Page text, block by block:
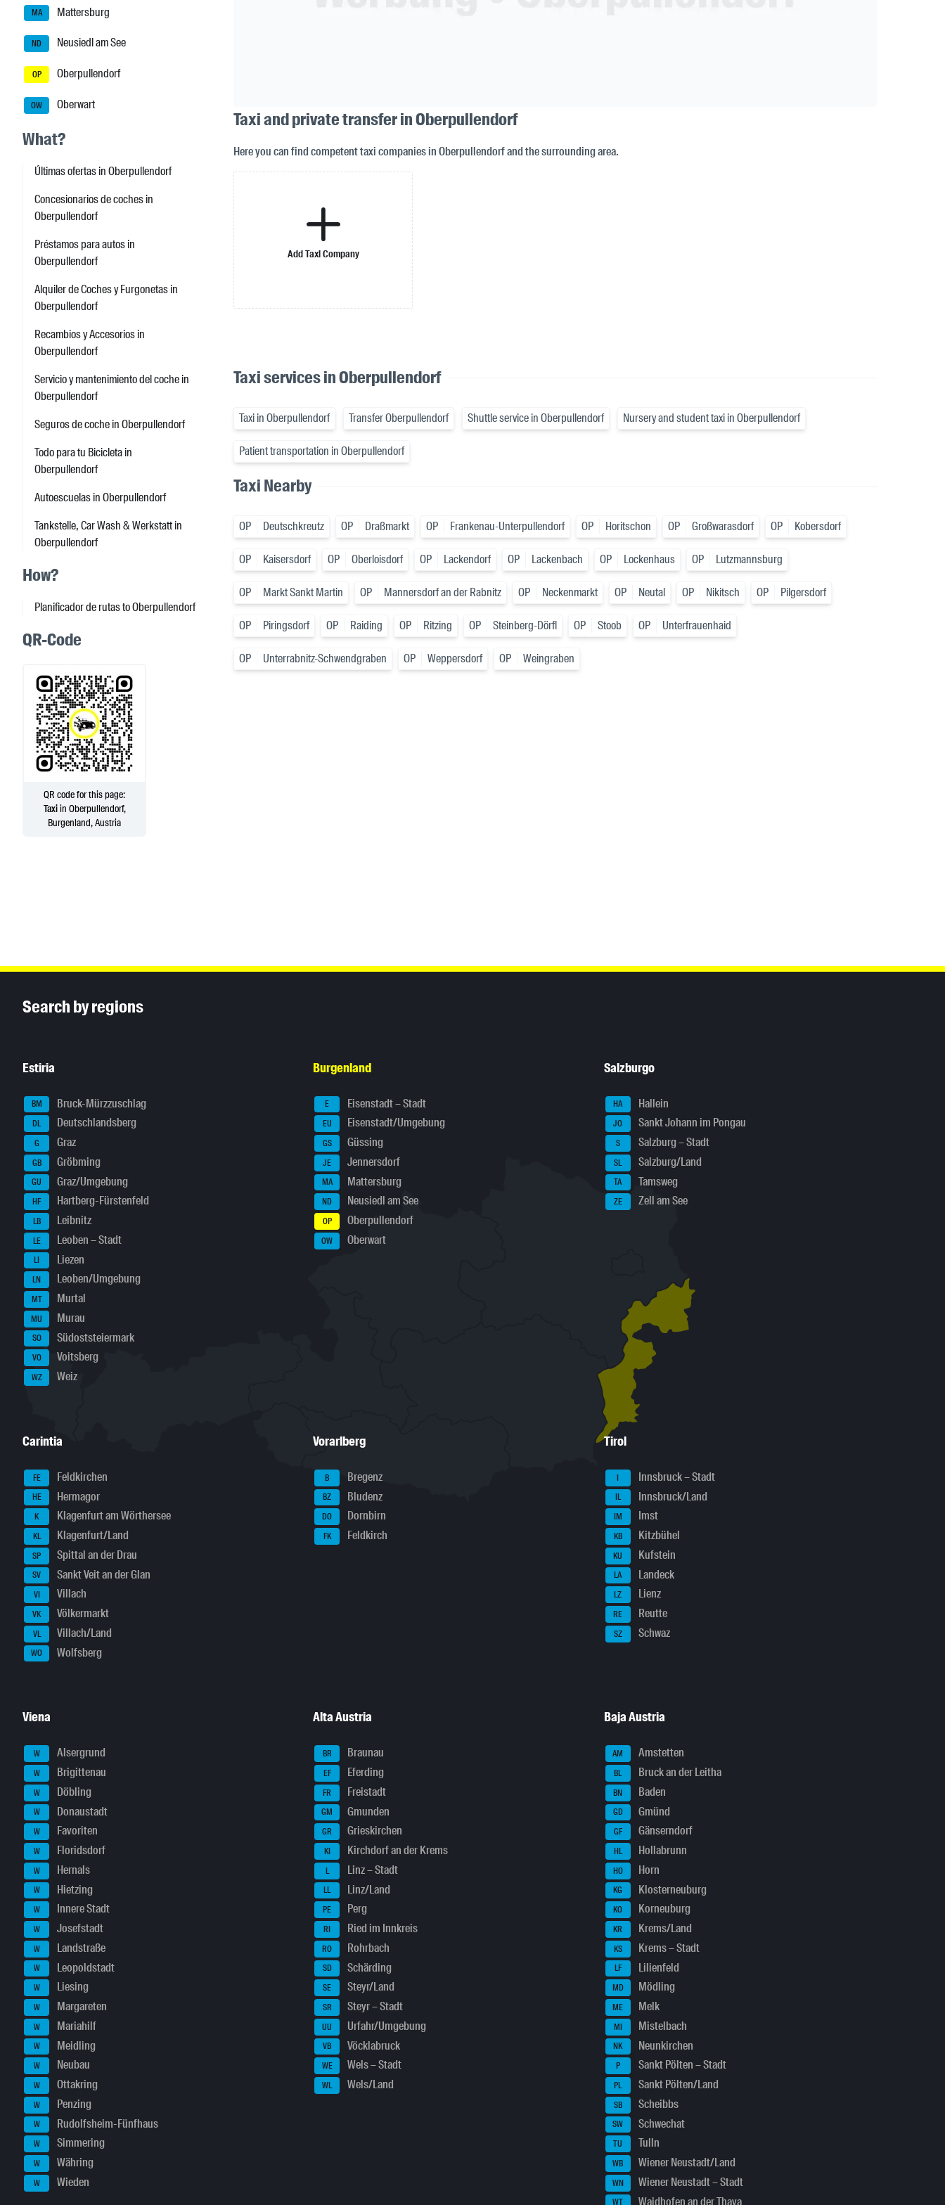
MA Mattersburg
ND Neusiedl am See
OP Oberpullendorf
OW Oberwart
What?
Últimas ofertas in Oberpullendorf
Concesionarios de coches in
Oberpullendorf
Préstamos para autos in
Oberpullendorf
Alquiler de Coches y Furgonetas in
Oberpullendorf
Recambios y Accesorios in
Oberpullendorf
Servicio y mantenimiento del coche in
Oberpullendorf
Seguros de coche in Oberpullendorf
Todo para tu Bicicleta in
Oberpullendorf
Autoescuelas in Oberpullendorf
Tankstelle, Car Wash & Werkstatt in
Oberpullendorf
How?
Planificador de rutas to Oberpullendorf
QR-Code
QR code for this page:
Taxiin Oberpullendorf,
Burgenland, Austria
Taxi and private transfer in Oberpullendorf
Here you can find competent taxi companies in Oberpullendorf and the surrounding area.
Add Taxi Company
Taxi services in Oberpullendorf
Taxi in Oberpullendorf Transfer Oberpullendorf Shuttle service in Oberpullendorf Nursery and student taxi in Oberpullendorf
Patient transportation in Oberpullendorf
Taxi Nearby
OP Deutschkreutz OP Draßmarkt OP Frankenau-Unterpullendorf OP Horitschon OP Großwarasdorf OP Kobersdorf
OP Kaisersdorf OP Oberloisdorf OP Lackendorf OP Lackenbach OP Lockenhaus OP Lutzmannsburg
OP Markt Sankt Martin OP Mannersdorf an der Rabnitz OP Neckenmarkt OP Neutal OP Nikitsch OP Pilgersdorf
OP Piringsdorf OP Raiding OP Ritzing OP Steinberg-Dörfl OP Stoob OP Unterfrauenhaid
OP Unterrabnitz-Schwendgraben OP Weppersdorf OP Weingraben
Search by regions
Estiria
BM Bruck-Mürzzuschlag
DL Deutschlandsberg
G Graz
GB Gröbming
GU Graz/Umgebung
HF Hartberg-Fürstenfeld
LB Leibnitz
LE Leoben – Stadt
LI Liezen
LN Leoben/Umgebung
MT Murtal
MU Murau
SO Südoststeiermark
VO Voitsberg
WZ Weiz
Burgenland
E Eisenstadt – Stadt
EU Eisenstadt/Umgebung
GS Güssing
JE Jennersdorf
MA Mattersburg
ND Neusiedl am See
OP Oberpullendorf
OW Oberwart
Salzburgo
HA Hallein
JO Sankt Johann im Pongau
S Salzburg – Stadt
SL Salzburg/Land
TA Tamsweg
ZE Zell am See
Carintia
FE Feldkirchen
HE Hermagor
K Klagenfurt am Wörthersee
KL Klagenfurt/Land
SP Spittal an der Drau
SV Sankt Veit an der Glan
VI Villach
VK Völkermarkt
VL Villach/Land
WO Wolfsberg
Vorarlberg
B Bregenz
BZ Bludenz
DO Dornbirn
FK Feldkirch
Tirol
I Innsbruck – Stadt
IL Innsbruck/Land
IM Imst
KB Kitzbühel
KU Kufstein
LA Landeck
LZ Lienz
RE Reutte
SZ Schwaz
Viena
W Alsergrund
W Brigittenau
W Döbling
W Donaustadt
W Favoriten
W Floridsdorf
W Hernals
W Hietzing
W Innere Stadt
W Josefstadt
W Landstraße
W Leopoldstadt
W Liesing
W Margareten
W Mariahilf
W Meidling
W Neubau
W Ottakring
W Penzing
W Rudolfsheim-Fünfhaus
W Simmering
W Währing
W Wieden
Alta Austria
BR Braunau
EF Eferding
FR Freistadt
GM Gmunden
GR Grieskirchen
KI Kirchdorf an der Krems
L Linz – Stadt
LL Linz/Land
PE Perg
RI Ried im Innkreis
RO Rohrbach
SD Schärding
SE Steyr/Land
SR Steyr – Stadt
UU Urfahr/Umgebung
VB Vöcklabruck
WE Wels – Stadt
WL Wels/Land
Baja Austria
AM Amstetten
BL Bruck an der Leitha
BN Baden
GD Gmünd
GF Gänserndorf
HL Hollabrunn
HO Horn
KG Klosterneuburg
KO Korneuburg
KR Krems/Land
KS Krems – Stadt
LF Lilienfeld
MD Mödling
ME Melk
MI Mistelbach
NK Neunkirchen
P Sankt Pölten – Stadt
PL Sankt Pölten/Land
SB Scheibbs
SW Schwechat
TU Tulln
WB Wiener Neustadt/Land
WN Wiener Neustadt – Stadt
WT Waidhofen an der Thaya